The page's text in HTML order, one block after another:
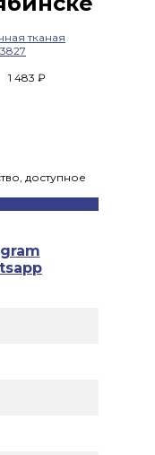
1 483 ₽
доступное